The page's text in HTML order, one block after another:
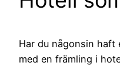
Har du någonsin haft
med en främling i